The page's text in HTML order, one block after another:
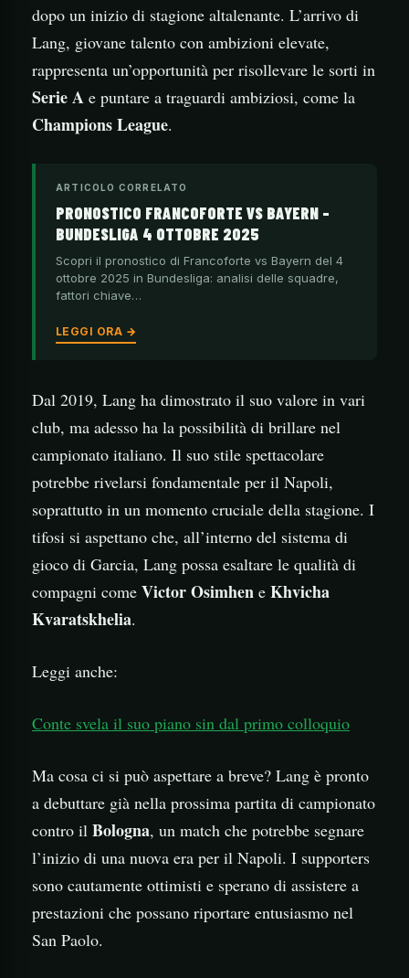
dopo un inizio di stagione altalenante. L’arrivo di
Lang, giovane talento con ambizioni elevate,
rappresenta un’opportunità per risollevare le sorti in
Serie A e puntare a traguardi ambiziosi, come la
Champions League.
ARTICOLO CORRELATO
PRONOSTICO FRANCOFORTE VS BAYERN –
BUNDESLIGA 4 OTTOBRE 2025
Scopri il pronostico di Francoforte vs Bayern del 4
ottobre 2025 in Bundesliga: analisi delle squadre,
fattori chiave…
LEGGI ORA →
Dal 2019, Lang ha dimostrato il suo valore in vari
club, ma adesso ha la possibilità di brillare nel
campionato italiano. Il suo stile spettacolare
potrebbe rivelarsi fondamentale per il Napoli,
soprattutto in un momento cruciale della stagione. I
tifosi si aspettano che, all’interno del sistema di
gioco di Garcia, Lang possa esaltare le qualità di
compagni come Victor Osimhen e Khvicha
Kvaratskhelia.
Leggi anche:
Conte svela il suo piano sin dal primo colloquio
Ma cosa ci si può aspettare a breve? Lang è pronto
a debuttare già nella prossima partita di campionato
contro il Bologna, un match che potrebbe segnare
l’inizio di una nuova era per il Napoli. I supporters
sono cautamente ottimisti e sperano di assistere a
prestazioni che possano riportare entusiasmo nel
San Paolo.